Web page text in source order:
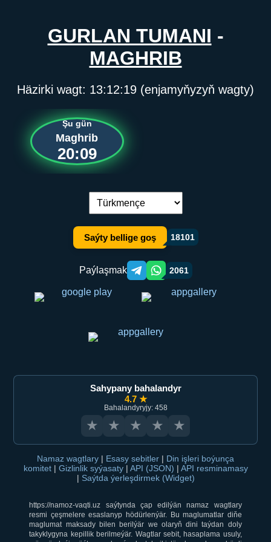
GURLAN TUMANI -
MAGHRIB
Häzirki wagt: 13:12:19 (enjamyňyzyň wagty)
Şu gün
Maghrib
20:09
Dil çalşyryş:
Saýty bellige goş 18101
Paýlaşmak Telegram orqali ulashish
WhatsApp orqali ulashish
2061
Sahypany bahalandyr
4.7 ★
Bahalandyryjy: 458
★ ★ ★ ★ ★
Namaz wagtlary | Esasy sebitler | Din işleri boýunça
komitet | Gizlinlik syýasaty | API (JSON) | API resminamasy
| Saýtda ýerleşdirmek (Widget)
https://namoz-vaqti.uz saýtynda çap edilýän namaz wagtlary
resmi çeşmelere esaslanyp hödürlenýär. Bu maglumatlar diňe
maglumat maksady bilen berilýär we olaryň dini taýdan doly
takyklygyna kepillik berilmeýär. Wagtlar sebit, hasaplama usuly,